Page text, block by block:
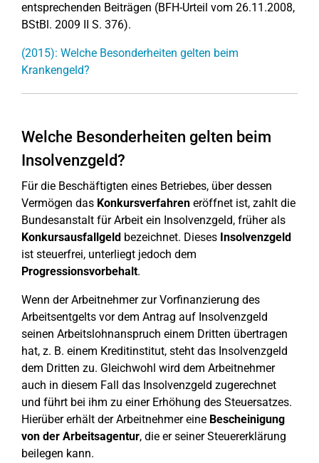
entsprechenden Beiträgen (BFH-Urteil vom 26.11.2008,
BStBl. 2009 II S. 376).
(2015): Welche Besonderheiten gelten beim
Krankengeld?
Welche Besonderheiten gelten beim
Insolvenzgeld?
Für die Beschäftigten eines Betriebes, über dessen
Vermögen das Konkursverfahren eröffnet ist, zahlt die
Bundesanstalt für Arbeit ein Insolvenzgeld, früher als
Konkursausfallgeld bezeichnet. Dieses Insolvenzgeld
ist steuerfrei, unterliegt jedoch dem
Progressionsvorbehalt.
Wenn der Arbeitnehmer zur Vorfinanzierung des
Arbeitsentgelts vor dem Antrag auf Insolvenzgeld
seinen Arbeitslohnanspruch einem Dritten übertragen
hat, z. B. einem Kreditinstitut, steht das Insolvenzgeld
dem Dritten zu. Gleichwohl wird dem Arbeitnehmer
auch in diesem Fall das Insolvenzgeld zugerechnet
und führt bei ihm zu einer Erhöhung des Steuersatzes.
Hierüber erhält der Arbeitnehmer eine Bescheinigung
von der Arbeitsagentur, die er seiner Steuererklärung
beilegen kann.